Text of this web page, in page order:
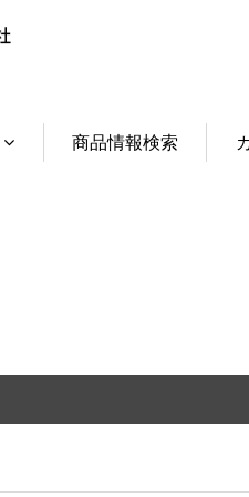
商品情報検索